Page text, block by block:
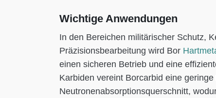
Wichtige Anwendungen
In den Bereichen militärischer Schutz,
Präzisionsbearbeitung wird Bor
einen sicheren Betrieb und eine
Karbiden vereint Borcarbid eine
Neutronenabsorptionsquerschnitt,